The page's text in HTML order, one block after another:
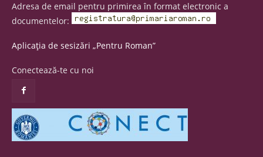
Adresa de email pentru primirea în format electronic a
documentelor:
Aplicația de sesizări „Pentru Roman”
Conectează-te cu noi